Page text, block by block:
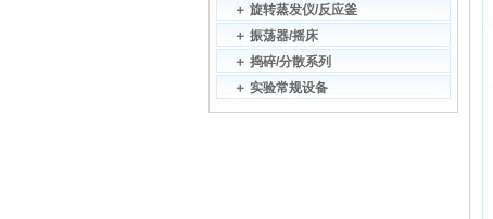
＋ 旋转蒸发仪/反应釜
＋ 振荡器/摇床
＋ 捣碎/分散系列
＋ 实验常规设备